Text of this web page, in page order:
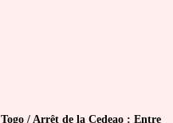
Togo / Arrêt de la Cedeao : Entre